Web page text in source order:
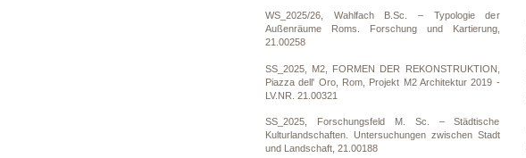
WS_2025/26, Wahlfach B.Sc. – Typologie der
Außenräume Roms. Forschung und Kartierung,
21.00258
SS_2025, M2, FORMEN DER REKONSTRUKTION,
Piazza dell' Oro, Rom, Projekt M2 Architektur 2019 -
LV.NR. 21.00321
SS_2025, Forschungsfeld M. Sc. – Städtische
Kulturlandschaften. Untersuchungen zwischen Stadt
und Landschaft, 21.00188